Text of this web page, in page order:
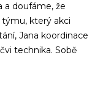
a doufáme, že
který akci
Jana koordinace
technika. Sobě